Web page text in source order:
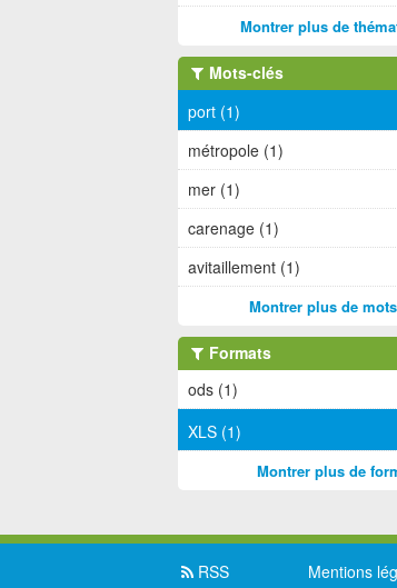
Montrer plus de
Mots-clés
port (1)
métropole (1)
mer (1)
carenage (1)
avitaillement (1)
Montrer plus de
Formats
ods (1)
XLS (1)
Montrer plus de
RSS Mentions